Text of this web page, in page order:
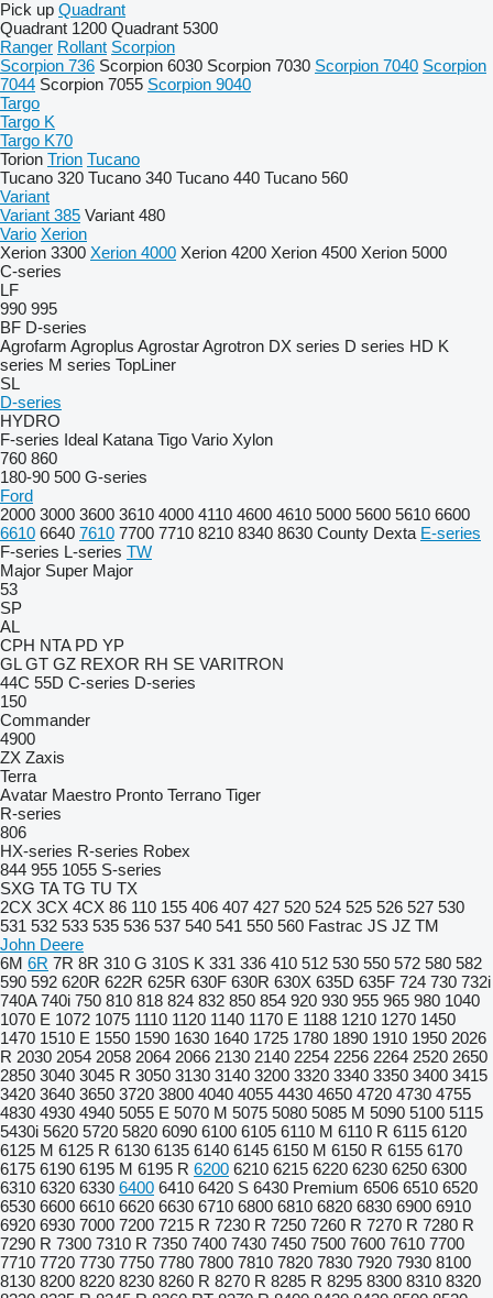
Pick up Quadrant
Quadrant 1200 Quadrant 5300
Ranger Rollant Scorpion
Scorpion 736 Scorpion 6030 Scorpion 7030 Scorpion 7040 Scorpion
7044 Scorpion 7055 Scorpion 9040
Targo
Targo K
Targo K70
Torion Trion Tucano
Tucano 320 Tucano 340 Tucano 440 Tucano 560
Variant
Variant 385 Variant 480
Vario Xerion
Xerion 3300 Xerion 4000 Xerion 4200 Xerion 4500 Xerion 5000
C-series
LF
990 995
BF D-series
Agrofarm Agroplus AgrostarAgrotron DX series D series HD K
series M series TopLiner
SL
D-series
HYDRO
F-series Ideal Katana Tigo Vario Xylon
760 860
180-90 500 G-series
Ford
2000 3000 3600 3610 4000 4110 4600 4610 5000 5600 5610 6600
6610 6640 7610 7700 7710 8210 8340 8630 County Dexta E-series
F-series L-series TW
Major Super Major
53
SP
AL
CPH NTA PD YP
GL GT GZ REXOR RH SE VARITRON
44C 55D C-series D-series
150
Commander
4900
ZX Zaxis
Terra
Avatar Maestro Pronto Terrano Tiger
R-series
806
HX-series R-series Robex
844 955 1055 S-series
SXG TA TG TU TX
2CX 3CX 4CX 86 110 155 406 407 427 520 524 525 526 527 530
531 532 533 535 536 537 540 541 550 560 Fastrac JS JZ TM
John Deere
6M 6R 7R 8R 310 G 310S K 331 336 410 512 530 550 572 580 582
590 592 620R 622R 625R 630F 630R 630X 635D 635F 724 730 732i
740A 740i 750 810 818 824 832 850 854 920 930 955 965 980 1040
1070 E 1072 1075 1110 1120 1140 1170 E 1188 1210 1270 1450
1470 1510 E 1550 1590 1630 1640 1725 1780 1890 1910 1950 2026
R 2030 2054 2058 2064 2066 2130 2140 2254 2256 2264 2520 2650
2850 3040 3045 R 3050 3130 3140 3200 3320 3340 3350 3400 3415
3420 3640 3650 3720 3800 4040 4055 4430 4650 4720 4730 4755
4830 4930 4940 5055 E 5070 M 5075 5080 5085 M 5090 5100 5115
5430i 5620 5720 5820 6090 6100 6105 6110 M 6110 R 6115 6120
6125 M 6125 R 6130 6135 6140 6145 6150 M 6150 R 6155 6170
6175 6190 6195 M 6195 R 6200 6210 6215 6220 6230 6250 6300
6310 6320 6330 6400 6410 6420 S 6430 Premium 6506 6510 6520
6530 6600 6610 6620 6630 6710 6800 6810 6820 6830 6900 6910
6920 6930 7000 7200 7215 R 7230 R 7250 7260 R 7270 R 7280 R
7290 R 7300 7310 R 7350 7400 7430 7450 7500 7600 7610 7700
7710 7720 7730 7750 7780 7800 7810 7820 7830 7920 7930 8100
8130 8200 8220 8230 8260 R 8270 R 8285 R 8295 8300 8310 8320